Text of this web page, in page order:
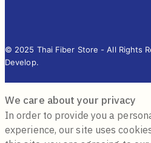
© 2025 Thai Fiber Store - All Rights
Develop.
We care about your privacy
In order to provide you a
experience, our site uses